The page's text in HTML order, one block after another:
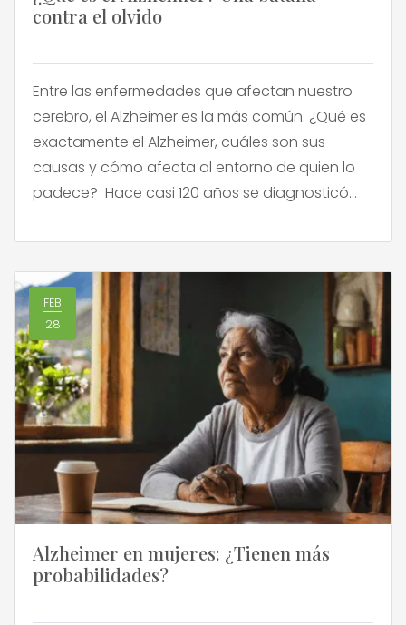
contra el olvido
Entre las enfermedades que afectan nuestro
cerebro, el Alzheimer es la más común. ¿Qué es
exactamente el Alzheimer, cuáles son sus
causas y cómo afecta al entorno de quien lo
padece? Hace casi 120 años se diagnosticó
Alzheimer. De allí el origen del nombre. En Chile
[…]
FEB
28
Alzheimer en mujeres: ¿Tienen más
probabilidades?